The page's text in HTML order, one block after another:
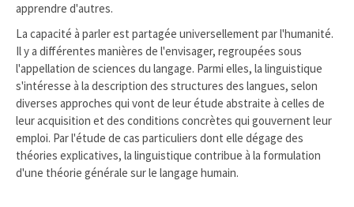
apprendre d'autres.
La capacité à parler est partagée universellement par l'humanité.
Il y a différentes manières de l'envisager, regroupées sous
l'appellation de sciences du langage. Parmi elles, la linguistique
s'intéresse à la description des structures des langues, selon
diverses approches qui vont de leur étude abstraite à celles de
leur acquisition et des conditions concrètes qui gouvernent leur
emploi. Par l'étude de cas particuliers dont elle dégage des
théories explicatives, la linguistique contribue à la formulation
d'une théorie générale sur le langage humain.